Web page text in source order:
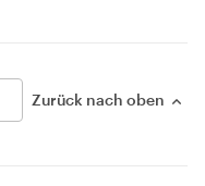
Zurück nach oben